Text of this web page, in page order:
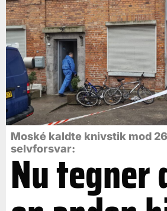
Moské kaldte knivstik mod
selvforsvar:
Nu tegner